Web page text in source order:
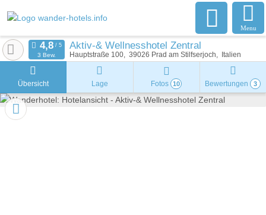
Menu
Aktiv-& Wellnesshotel Zentral
Hauptstraße 100 39026 Prad am Stilfserjoch Italien
3 Bew.
Übersicht Lage Fotos 10 Bewertungen 3